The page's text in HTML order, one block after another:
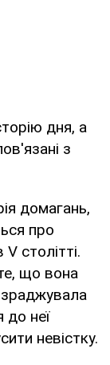
дня, а
з
домагань,
про
столітті.
що вона
до неї
невістку.